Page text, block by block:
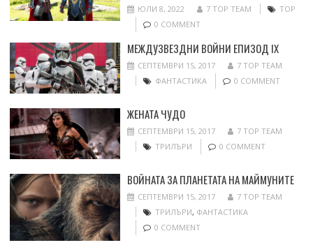
ЮЛИ 8, 2022 7 TOP TEAM
ТОР
0 COMMENT
МЕЖДУЗВЕЗДНИ ВОЙНИ ЕПИЗОД IX
СЕПТЕМВРИ 15, 2017
7 TOP TEAM
ФАНТАСТИКА
0 COMMENT
ЖЕНАТА ЧУДО
СЕПТЕМВРИ 15, 2017
7 TOP TEAM
ТРИЛЪРИ
0 COMMENT
ВОЙНАТА ЗА ПЛАНЕТАТА НА МАЙМУНИТЕ
СЕПТЕМВРИ 15, 2017
7 TOP TEAM
ТРИЛЪРИ, ФАНТАСТИКА
0 COMMENT